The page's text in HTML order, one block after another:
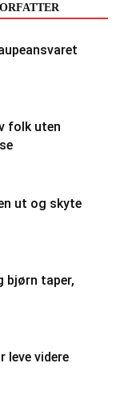
folk uten
ut og skyte
bjørn taper,
leve videre